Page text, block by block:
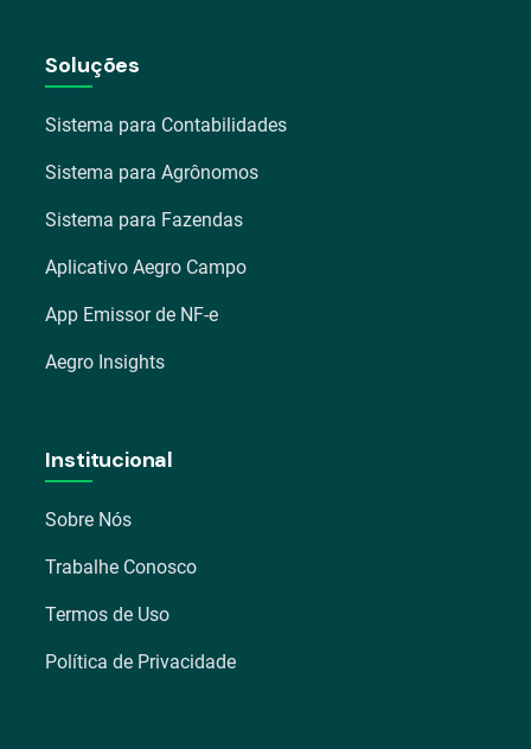
Soluções
Sistema para Contabilidades
Sistema para Agrônomos
Sistema para Fazendas
Aplicativo Aegro Campo
App Emissor de NF-e
Aegro Insights
Institucional
Sobre Nós
Trabalhe Conosco
Termos de Uso
Política de Privacidade